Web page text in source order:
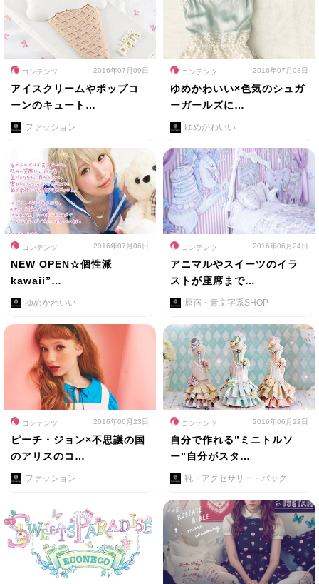
コンテンツ 2016年07月09日
アイスクリームやポップコ
ーンのキュート…
ファッション
コンテンツ 2016年07月08日
ゆめかわいい×色気のシュガ
ーガールズに…
ゆめかわいい
コンテンツ 2016年07月06日
NEW OPEN☆個性派
kawaii”…
ゆめかわいい
コンテンツ 2016年06月24日
アニマルやスイーツのイラ
ストが座席まで…
原宿・青文字系SHOP
コンテンツ 2016年06月23日
ピーチ・ジョン×不思議の国
のアリスのコ…
ファッション
コンテンツ 2016年06月22日
自分で作れる”ミニトルソ
ー”自分がスタ…
靴・アクセサリー・バック